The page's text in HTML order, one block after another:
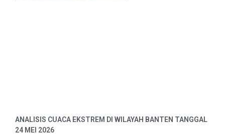
ANALISIS CUACA EKSTREM DI WILAYAH BANTEN TANGGAL
24 MEI 2026